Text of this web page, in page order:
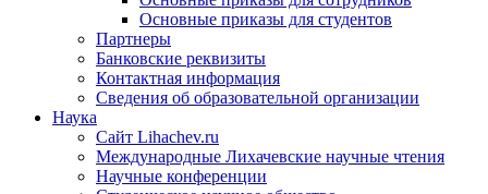
Основные приказы для студентов
Партнеры
Банковские реквизиты
Контактная информация
Сведения об образовательной организации
Наука
Сайт Lihachev.ru
Международные Лихачевские научные чтения
Научные конференции